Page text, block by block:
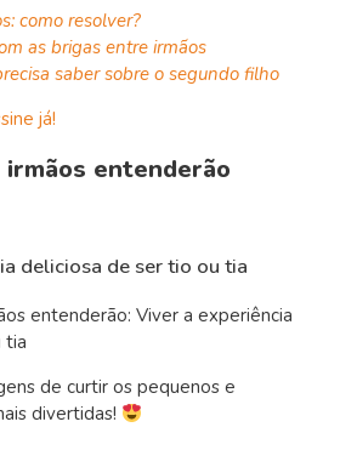
como resolver?
as brigas entre irmãos
saber sobre o segundo filho
irmãos entenderão
deliciosa de ser tio ou tia
de curtir os pequenos e
divertidas!